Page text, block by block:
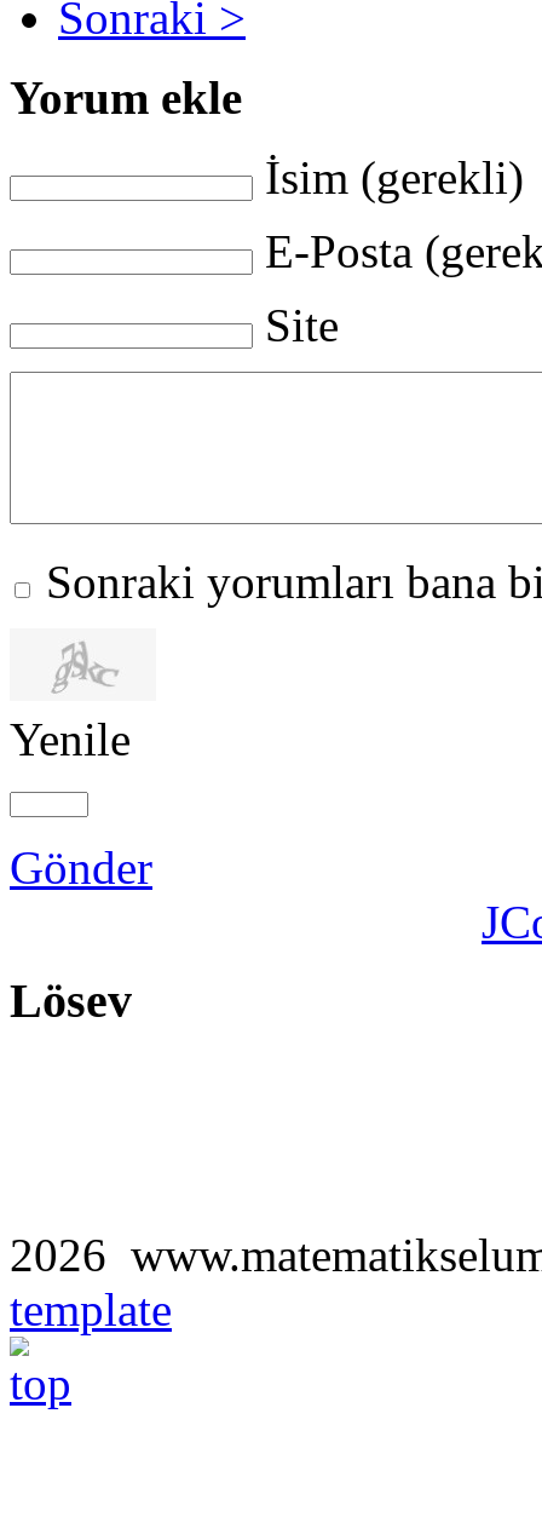
Sonraki >
Yorum ekle
İsim (gerekli)
E-Posta
Site
Sonraki yorumları bana
Yenile
Gönder
Lösev
2026
template